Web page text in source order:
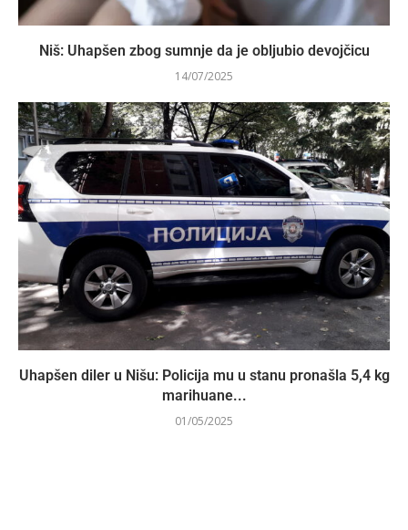
Niš: Uhapšen zbog sumnje da je oblјubio devojčicu
14/07/2025
Uhapšen diler u Nišu: Policija mu u stanu pronašla 5,4 kg
marihuane...
01/05/2025